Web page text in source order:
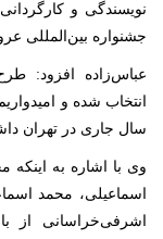
نویسندگی و
جشنواره بین‌المللی
عباس‌زاده افزود:
انتخاب شده و
سال جاری در تهران
وی با اشاره به اینکه
اسماعیلی، محمد
اشرفی‌خراسانی از